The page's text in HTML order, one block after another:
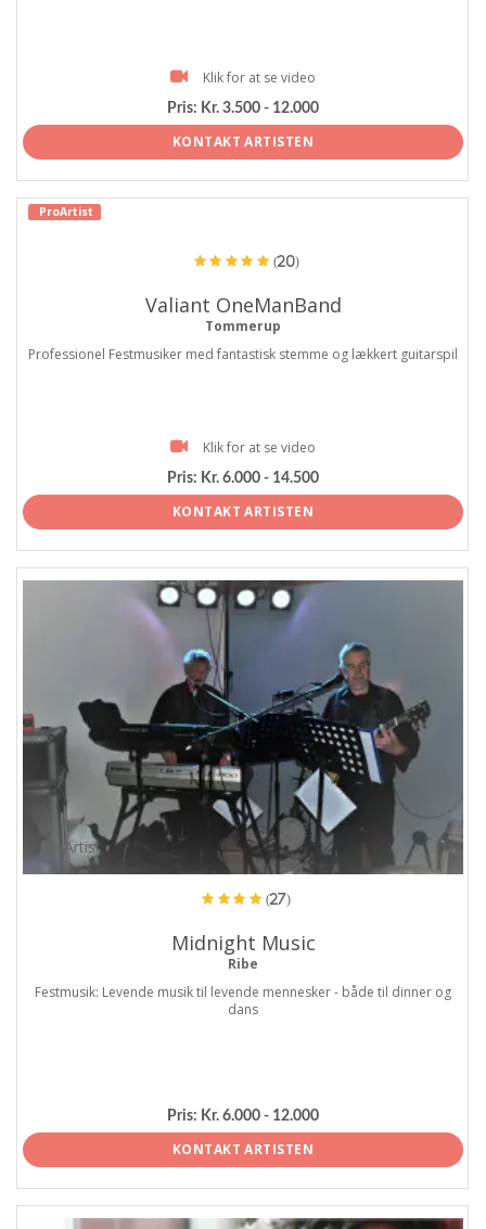
Klik for at se video
Pris: Kr. 3.500 - 12.000
KONTAKT ARTISTEN
ProArtist
(20)
Valiant OneManBand
Tommerup
Professionel Festmusiker med fantastisk stemme og lækkert guitarspil
Klik for at se video
Pris: Kr. 6.000 - 14.500
KONTAKT ARTISTEN
ProArtist
(27)
Midnight Music
Ribe
Festmusik: Levende musik til levende mennesker - både til dinner og
dans
Pris: Kr. 6.000 - 12.000
KONTAKT ARTISTEN